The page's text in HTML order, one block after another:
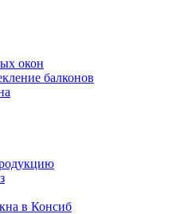
окон
балконов
в Консиб